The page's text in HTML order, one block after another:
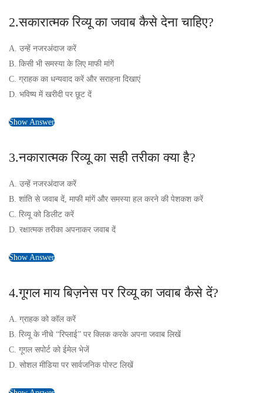
2.सकारात्मक रिव्यू का जवाब कैसे देना चाहिए?
A. उन्हें नजरअंदाज करें
B. किसी भी समस्या के लिए माफी मांगें
C. ग्राहक का धन्यवाद करें और सराहना दिखाएं
D. भविष्य में खरीदी पर छूट दें
Show Answer
3.नकारात्मक रिव्यू का सही तरीका क्या है?
A. उन्हें नजरअंदाज करें
B. शांति से जवाब दें, माफी मांगें और समस्या हल करने की पेशकश करें
C. रिव्यू को डिलीट करें
D. रक्षात्मक तरीका अपनाकर जवाब दें
Show Answer
4.गूगल माय बिज़नेस पर रिव्यू का जवाब कैसे दें?
A. ग्राहक को कॉल करें
B. रिव्यू के नीचे “रिप्लाई” पर क्लिक करके अपना जवाब लिखें
C. गूगल सपोर्ट को ईमेल भेजें
D. सोशल मीडिया पर सार्वजनिक पोस्ट लिखें